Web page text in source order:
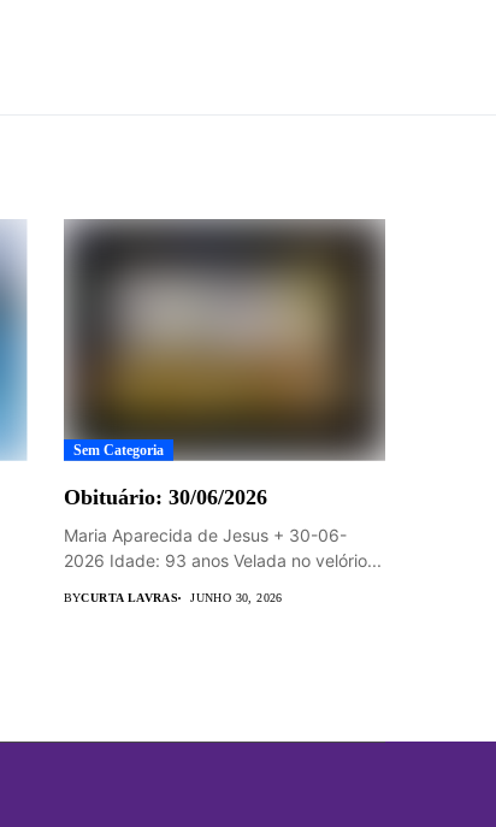
Sem Categoria
Obituário: 30/06/2026
Maria Aparecida de Jesus + 30-06-
2026 Idade: 93 anos Velada no velório...
BYCURTA LAVRAS JUNHO 30, 2026